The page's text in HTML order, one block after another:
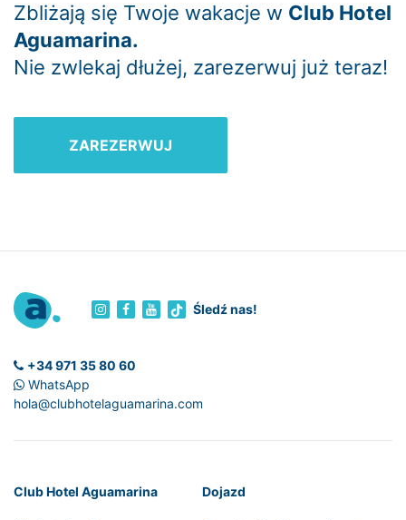
Zbliżają się Twoje wakacje w Club Hotel
Aguamarina.
Nie zwlekaj dłużej, zarezerwuj już teraz!
ZAREZERWUJ
Śledź nas!
+34 971 35 80 60
WhatsApp
hola@clubhotelaguamarina.com
Club Hotel Aguamarina Dojazd